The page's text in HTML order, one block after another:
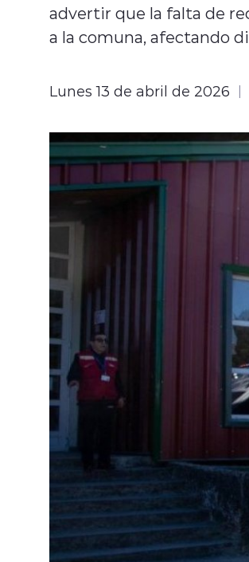
advertir que la falta de
a la comuna, afectando
Lunes 13 de abril de 2026